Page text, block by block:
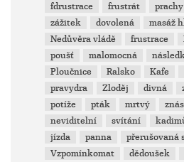
fdrustrace
frustrát prachy
zážitek
dovolená masáž
Nedůvěra vládě
frustrace
poušť
malomocná
Ploučnice
Ralsko Kafe
pravydra
Zloděj divná
potíže
pták mrtvý
neviditelní
svítání
jízda
panna přerušovaná
Vzpomínkomat
dědoušek